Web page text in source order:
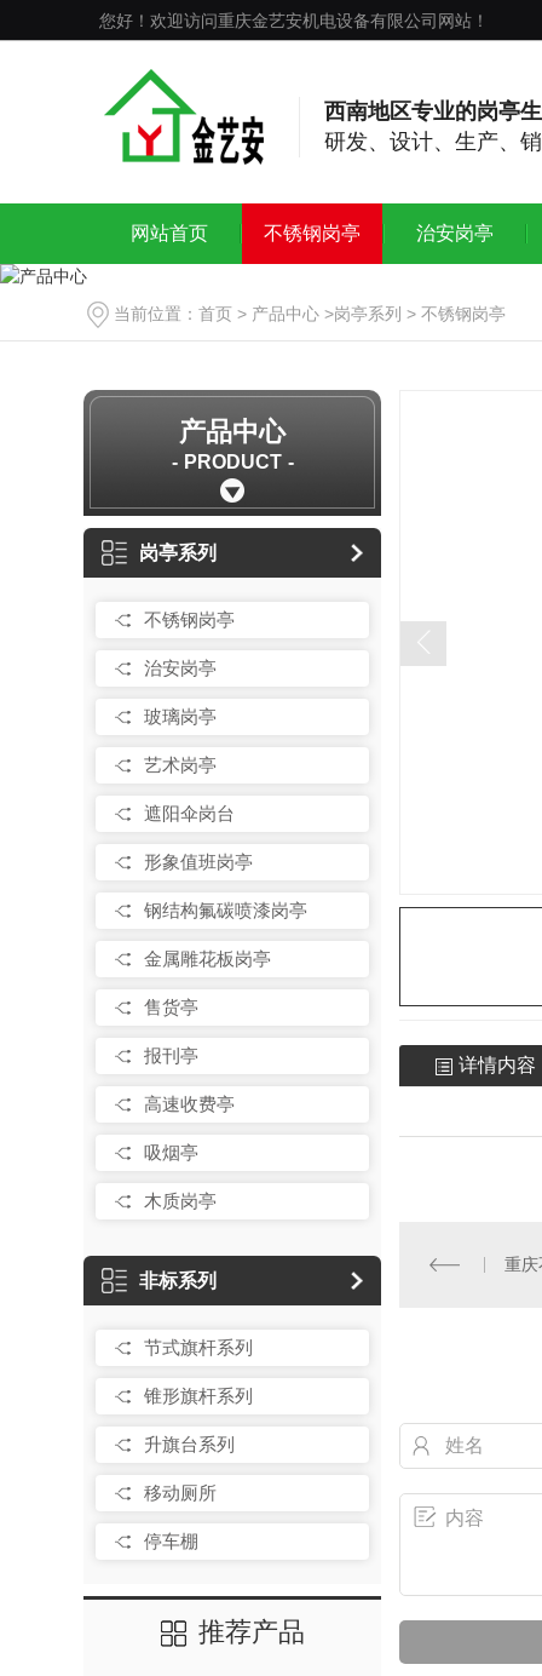
您好！欢迎访问重庆金艺安机电设备有限公司网站！
西南地区专业的岗亭
研发、设计、生产、
网站首页 不锈钢岗亭 治安岗亭
当前位置： 首页 > 产品中心 >岗亭系列 > 不锈钢岗亭
产品中心
PRODUCT
岗亭系列
不锈钢岗亭
治安岗亭
玻璃岗亭
艺术岗亭
遮阳伞岗台
形象值班岗亭
钢结构氟碳喷漆岗亭
金属雕花板岗亭
售货亭
报刊亭
高速收费亭
吸烟亭
木质岗亭
非标系列
节式旗杆系列
锥形旗杆系列
升旗台系列
移动厕所
停车棚
推荐产品
详情内容
重